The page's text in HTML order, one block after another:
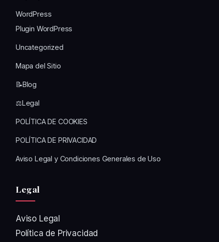
WordPress
Plugin WordPress
Uncategorized
Mapa del Sitio
📝Blog
⚖️Legal
POLÍTICA DE COOKIES
POLÍTICA DE PRIVACIDAD
Aviso Legal y Condiciones Generales de Uso
Legal
Aviso Legal
Política de Privacidad